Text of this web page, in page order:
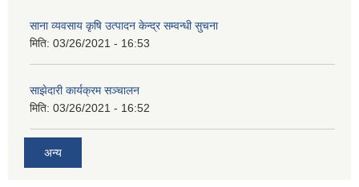
साना व्यवसाय कृषि उत्पादन केन्द्र सम्वन्धी सुचना
मिति: 03/26/2021 - 16:53
साझेदारी कार्यक्रम सञ्चालन
मिति: 03/26/2021 - 16:52
अन्य